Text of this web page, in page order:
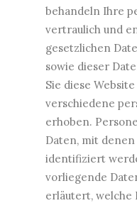
behandeln Ihre
vertraulich und
gesetzlichen
sowie dieser
Sie diese
verschiedene
erhoben.
Daten, mit
identifiziert
vorliegende
erläutert, welche